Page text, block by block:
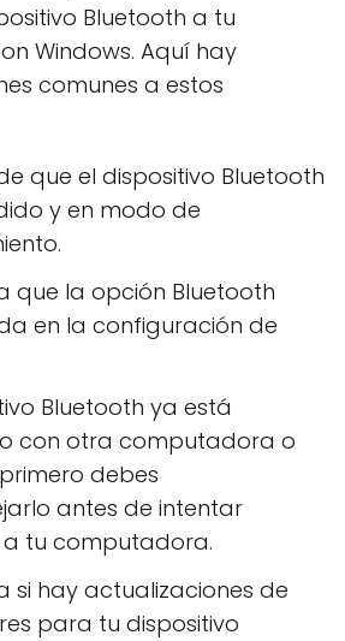
Bluetooth a tu
Windows. Aquí hay
comunes a estos
que el dispositivo Bluetooth
y en modo de
que la opción Bluetooth
en la configuración de
Bluetooth ya está
con otra computadora o
debes
antes de intentar
tu computadora.
si hay actualizaciones de
para tu dispositivo